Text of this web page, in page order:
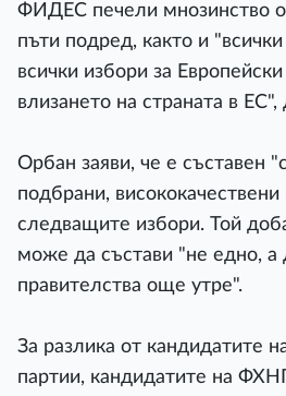
ФИДЕС печели мнозинство
пъти подред, както и
всички избори за
влизането на страната в
Орбан заяви, че е съставен
подбрани, висококачествени
следващите избори. Той
може да състави "не едно, а
правителства още утре".
За разлика от кандидатите
партии, кандидатите на